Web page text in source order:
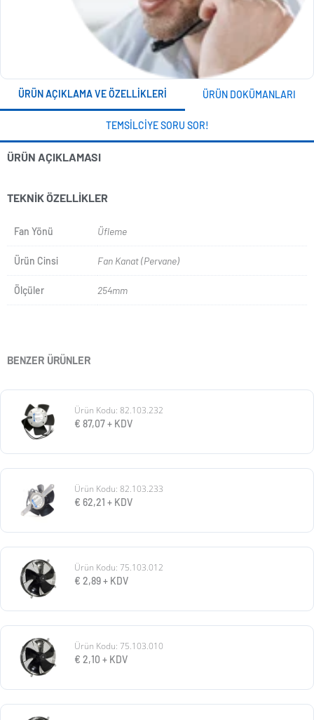
ÜRÜN AÇIKLAMA VE ÖZELLIKLERI ÜRÜN DOKÜMANLARI
TEMSILCIYE SORU SOR!
ÜRÜN AÇIKLAMASI
TEKNIK ÖZELLIKLER
Fan Yönü Üfleme
Ürün Cinsi Fan Kanat (Pervane)
Ölçüler 254mm
BENZER ÜRÜNLER
Ürün Kodu: 82.103.232
€ 87,07+ KDV
Ürün Kodu: 82.103.233
€ 62,21 + KDV
Ürün Kodu: 75.103.012
€ 2,89+ KDV
Ürün Kodu: 75.103.010
€ 2,10 + KDV